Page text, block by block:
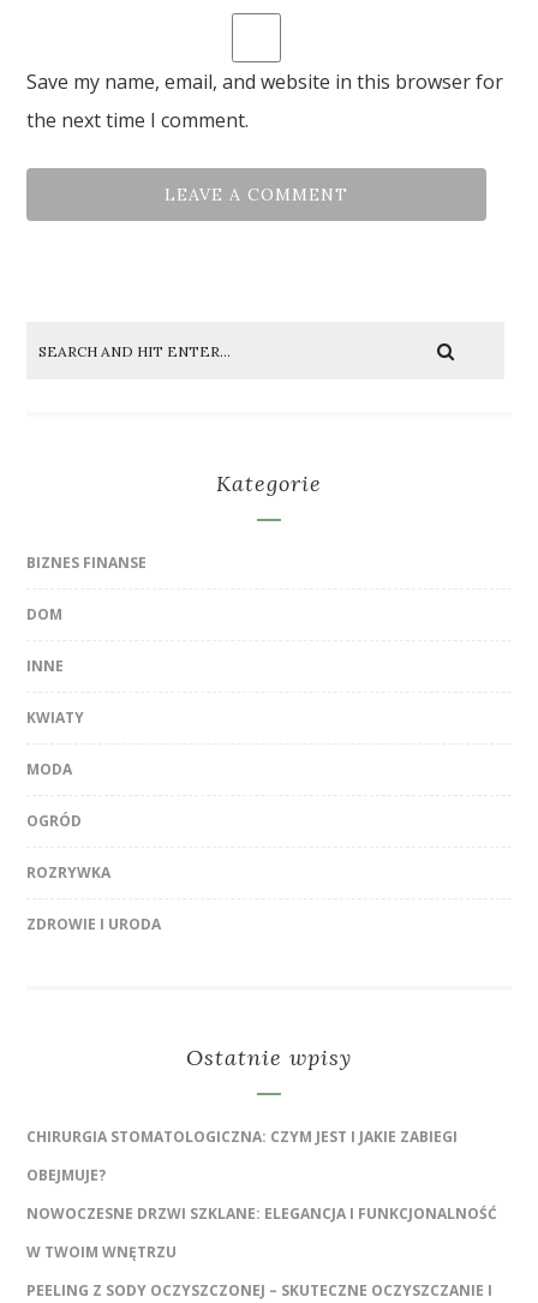
Save my name, email, and website in this browser for
the next time I comment.
Kategorie
BIZNES FINANSE
DOM
INNE
KWIATY
MODA
OGRÓD
ROZRYWKA
ZDROWIE I URODA
Ostatnie wpisy
CHIRURGIA STOMATOLOGICZNA: CZYM JEST I JAKIE ZABIEGI
OBEJMUJE?
NOWOCZESNE DRZWI SZKLANE: ELEGANCJA I FUNKCJONALNOŚĆ
W TWOIM WNĘTRZU
PEELING Z SODY OCZYSZCZONEJ – SKUTECZNE OCZYSZCZANIE I